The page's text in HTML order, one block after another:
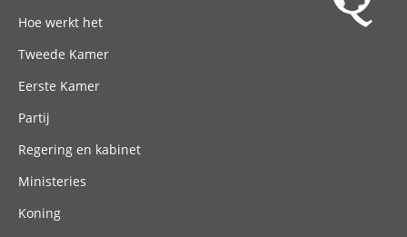
Hoe werkt het
Tweede Kamer
Eerste Kamer
Partij
Regering en kabinet
Ministeries
Koning